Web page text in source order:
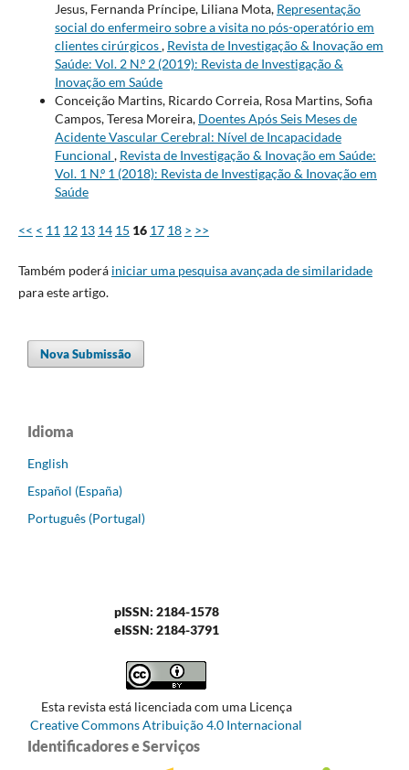
Jesus, Fernanda Príncipe, Liliana Mota, Representação
social do enfermeiro sobre a visita no pós-operatório em
clientes cirúrgicos, Revista de Investigação & Inovação em
Saúde: Vol. 2 N.º 2 (2019): Revista de Investigação &
Inovação em Saúde
Conceição Martins, Ricardo Correia, Rosa Martins, Sofia
Campos, Teresa Moreira, Doentes Após Seis Meses de
Acidente Vascular Cerebral: Nível de Incapacidade
Funcional , Revista de Investigação & Inovação em Saúde:
Vol. 1 N.º 1 (2018): Revista de Investigação & Inovação em
Saúde
<< < 11 12 13 14 15 16 17 18 > >>
Também poderá iniciar uma pesquisa avançada de similaridade
para este artigo.
Nova Submissão
Idioma
English
Español (España)
Português (Portugal)
pISSN: 2184-1578
eISSN: 2184-3791
Esta revista está licenciada com uma Licença
Creative Commons Atribuição 4.0 Internacional
Identificadores e Serviços